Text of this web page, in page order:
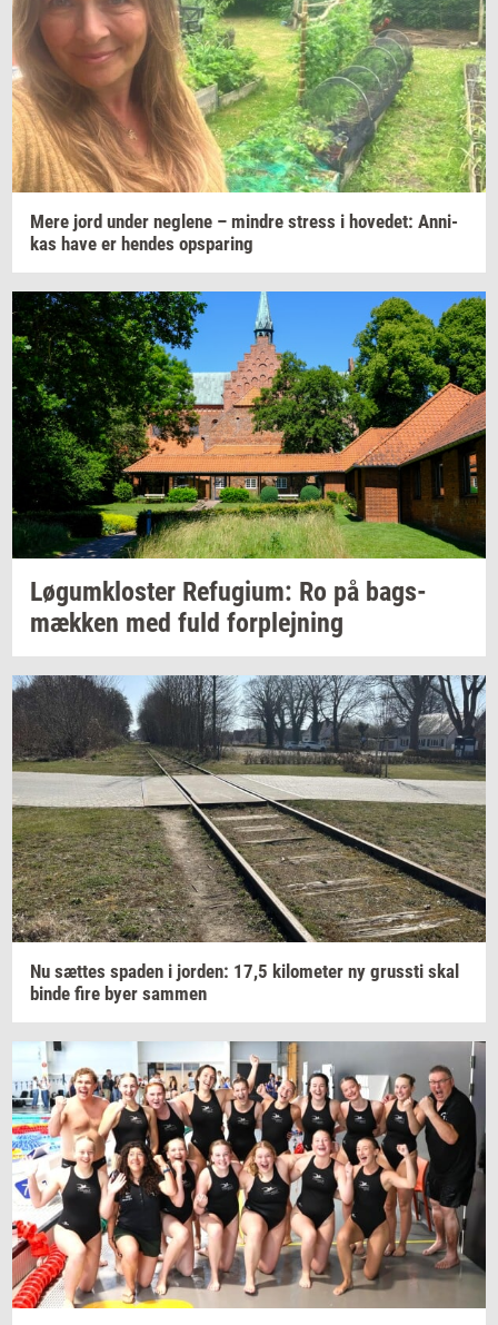
Mere jord under neg­le­ne – min­dre stress i ho­ve­d­et: An­ni­
kas have er hen­des op­spa­ring
Løgum­klo­ster Re­fu­gi­um: Ro på bags­
mæk­ken med fuld for­plej­ning
Nu sæt­tes spa­den i jor­den: 17,5 ki­lo­me­ter ny grus­sti skal
binde fire byer sam­men